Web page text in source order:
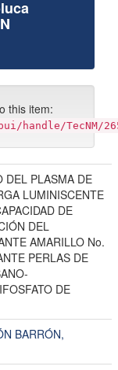
this item:
handle/TecNM/
DEL PLASMA DE
LUMINISCENTE
DE
DEL
AMARILLO No.
PERLAS DE
DE
BARRÓN,